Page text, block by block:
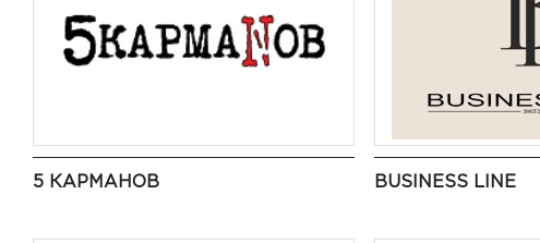
5 КАРМАНОВ BUSINESS LINE